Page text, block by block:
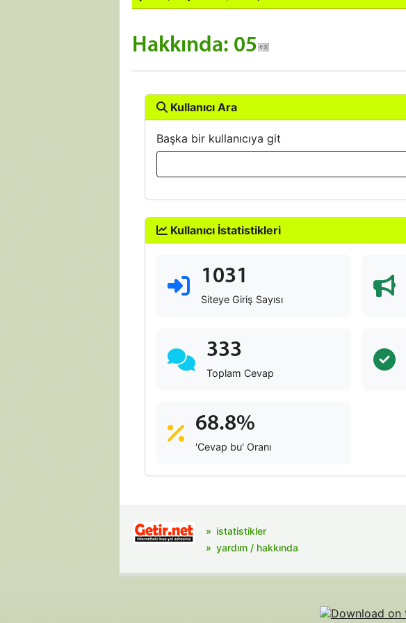
Hakkında: 05
Kullanıcı Ara
Başka bir kullanıcıya git
Kullanıcı İstatistikleri
1031
Siteye Giriş Sayısı
333
Toplam Cevap
68.8%
'Cevap bu' Oranı
istatistikler
yardım / hakkında